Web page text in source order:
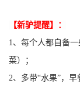
【新驴提醒】：
1、每个人都自备
菜）；
2、多带“水果”，